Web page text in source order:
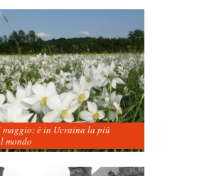
è in Ucraina la più
mondo